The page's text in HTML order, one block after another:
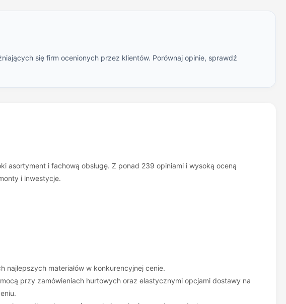
się firm ocenionych przez klientów. Porównaj opinie, sprawdź
asortyment i fachową obsługę. Z ponad 239 opiniami i wysoką oceną
i inwestycje.
materiałów w konkurencyjnej cenie.
przy zamówieniach hurtowych oraz elastycznymi opcjami dostawy na